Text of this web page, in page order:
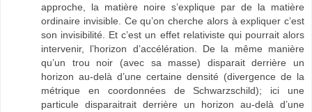
approche, la matière noire s’explique par de la matière
ordinaire invisible. Ce qu’on cherche alors à expliquer c’est
son invisibilité. Et c’est un effet relativiste qui pourrait alors
intervenir, l’horizon d’accélération. De la même manière
qu’un trou noir (avec sa masse) disparait derrière un
horizon au-delà d’une certaine densité (divergence de la
métrique en coordonnées de Schwarzschild); ici une
particule disparaitrait derrière un horizon au-delà d’une